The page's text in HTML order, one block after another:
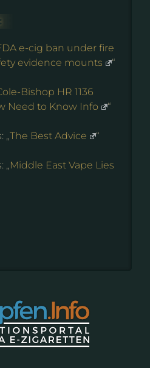
e-cig ban under fire
evidence mounts
“
Bishop HR 1136
Need to Know Info
“
The Best Advice “
Middle East Vape Lies